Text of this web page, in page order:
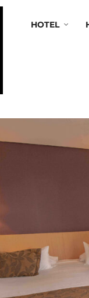
HOTEL